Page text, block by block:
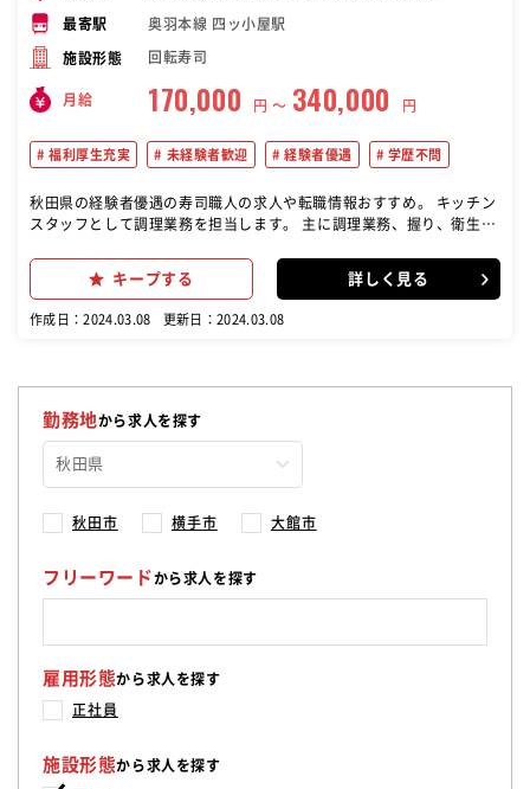
最寄駅 奥羽本線 四ッ小屋駅
施設形態 回転寿司
月給 170,000 円 〜 340,000 円
福利厚生充実 未経験者歓迎 経験者優遇 学歴不問
秋田県の経験者優遇の寿司職人の求人や転職情報おすすめ。 キッチン
スタッフとして調理業務を担当します。 主に調理業務、握り、衛生管
す
キープする 詳しく見る
作成日：2024.03.08 更新日：2024.03.08
勤務地から求人を探す
秋田市 横手市 大館市
フリーワードから求人を探す
雇用形態から求人を探す
正社員
施設形態から求人を探す